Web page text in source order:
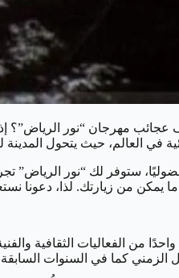
مهرجان “نور الرياض”؟ إذا
في العالم، حيث يتحول
ستوفر لك “نور
ما يمكن من زيارتك. لذا، دعونا
من الفعاليات الثقافية
الزمني كما في السنوات